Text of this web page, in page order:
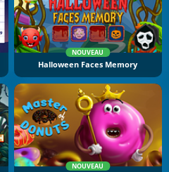
NOUVEAU
Halloween Faces Memory
NOUVEAU